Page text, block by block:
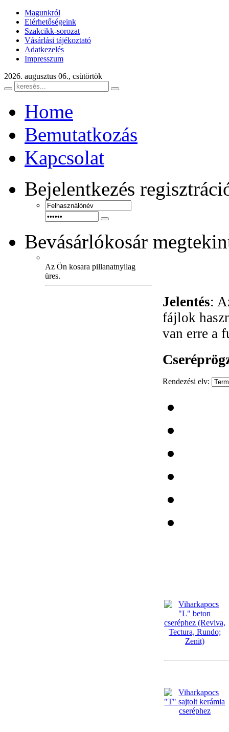
Magunkról
Elérhetőségeink
Szakcikk-sorozat
Vásárlási tájékoztató
Adatkezelés
Impresszum
2026. augusztus 06., csütörtök
Home
Bemutatkozás
Kapcsolat
Bejelentkezés
Bevásárlókosár
Az Ön kosara pillanatnyilag
üres.
Jelentés:
fájlok
van erre a
Rendezési elv: